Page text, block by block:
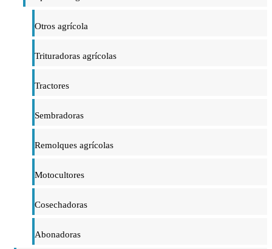
Otros agrícola
Trituradoras agrícolas
Tractores
Sembradoras
Remolques agrícolas
Motocultores
Cosechadoras
Abonadoras